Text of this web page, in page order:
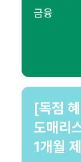
금융
[독점
도매리
1개월